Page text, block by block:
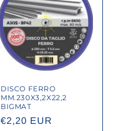
DISCO FERRO
MM.230X3,2X22,2
BIGMAT
Prezzo
€2,20 EUR